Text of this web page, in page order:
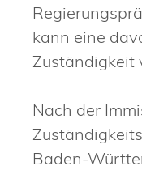
kann eine
Zuständigkeit
Nach der
Baden-